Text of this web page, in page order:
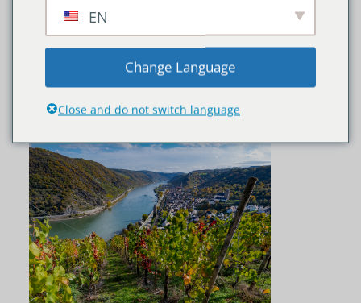
shutterstock_190879862
EN
Change Language
Close and do not switch language